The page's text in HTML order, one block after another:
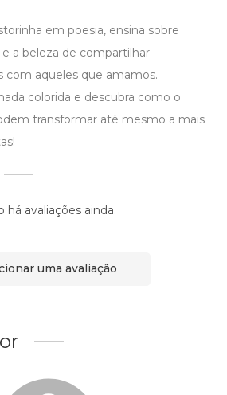
em poesia, ensina sobre
a beleza de compartilhar
com aqueles que amamos.
colorida e descubra como o
transformar até mesmo a mais
há avaliações ainda.
uma avaliação